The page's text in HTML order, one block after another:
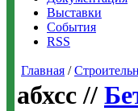
Выставки
События
RSS
Главная /
абхсс //